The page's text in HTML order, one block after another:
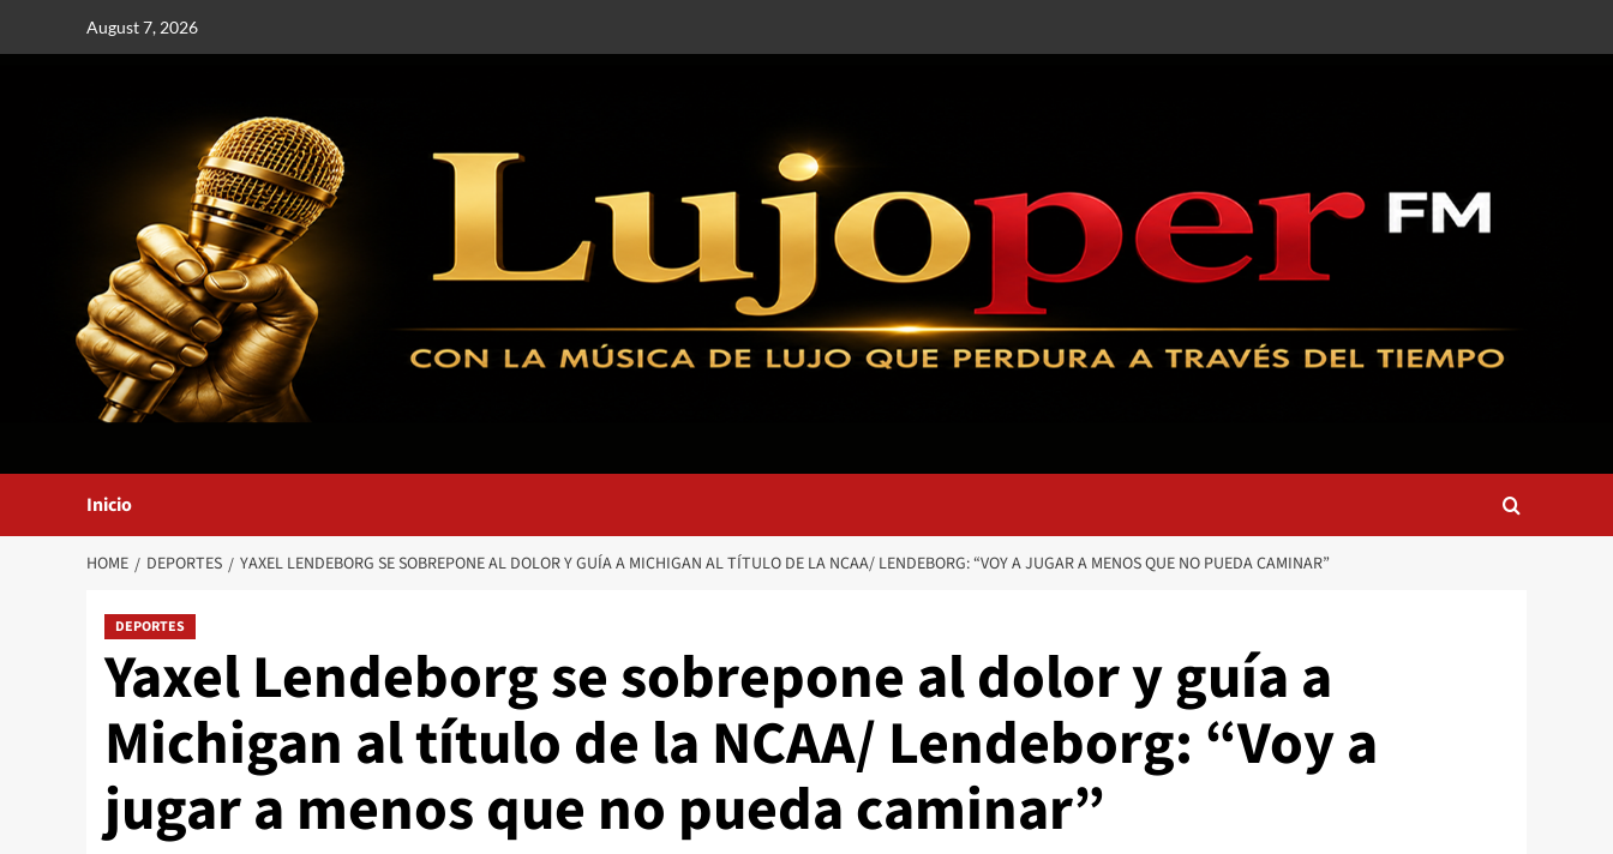
August 7, 2026
Inicio
HOME DEPORTES YAXEL LENDEBORG SE SOBREPONE AL DOLOR Y GUÍA A MICHIGAN AL TÍTULO DE LA NCAA/ LENDEBORG: “VOY A JUGAR A MENOS QUE NO PUEDA CAMINAR”
DEPORTES
Yaxel Lendeborg se sobrepone al dolor y guía a
Michigan al título de la NCAA/ Lendeborg: “Voy a
jugar a menos que no pueda caminar”